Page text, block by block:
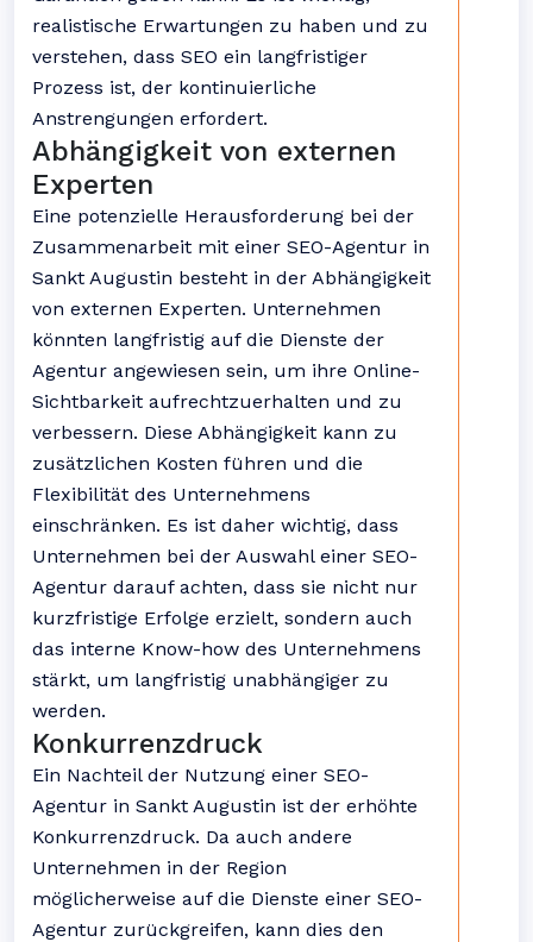
realistische Erwartungen zu haben und zu
verstehen, dass SEO ein langfristiger
Prozess ist, der kontinuierliche
Anstrengungen erfordert.
Abhängigkeit von externen
Experten
Eine potenzielle Herausforderung bei der
Zusammenarbeit mit einer SEO-Agentur in
Sankt Augustin besteht in der Abhängigkeit
von externen Experten. Unternehmen
könnten langfristig auf die Dienste der
Agentur angewiesen sein, um ihre Online-
Sichtbarkeit aufrechtzuerhalten und zu
verbessern. Diese Abhängigkeit kann zu
zusätzlichen Kosten führen und die
Flexibilität des Unternehmens
einschränken. Es ist daher wichtig, dass
Unternehmen bei der Auswahl einer SEO-
Agentur darauf achten, dass sie nicht nur
kurzfristige Erfolge erzielt, sondern auch
das interne Know-how des Unternehmens
stärkt, um langfristig unabhängiger zu
werden.
Konkurrenzdruck
Ein Nachteil der Nutzung einer SEO-
Agentur in Sankt Augustin ist der erhöhte
Konkurrenzdruck. Da auch andere
Unternehmen in der Region
möglicherweise auf die Dienste einer SEO-
Agentur zurückgreifen, kann dies den